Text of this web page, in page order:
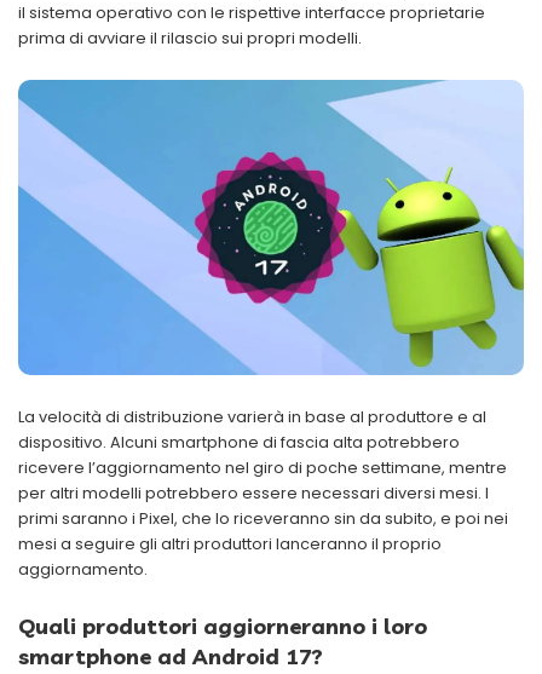
il sistema operativo con le rispettive interfacce proprietarie
prima di avviare il rilascio sui propri modelli.
La velocità di distribuzione varierà in base al produttore e al
dispositivo. Alcuni smartphone di fascia alta potrebbero
ricevere l’aggiornamento nel giro di poche settimane, mentre
per altri modelli potrebbero essere necessari diversi mesi. I
primi saranno i Pixel, che lo riceveranno sin da subito, e poi nei
mesi a seguire gli altri produttori lanceranno il proprio
aggiornamento.
Quali produttori aggiorneranno i loro
smartphone ad Android 17?